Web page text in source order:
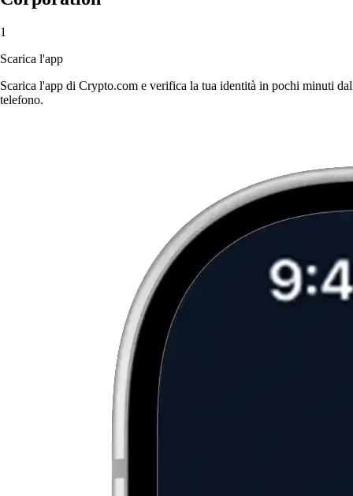
1
Scarica l'app
Scarica l'app di Crypto.com e verifica la tua identità in pochi minuti dal
telefono.